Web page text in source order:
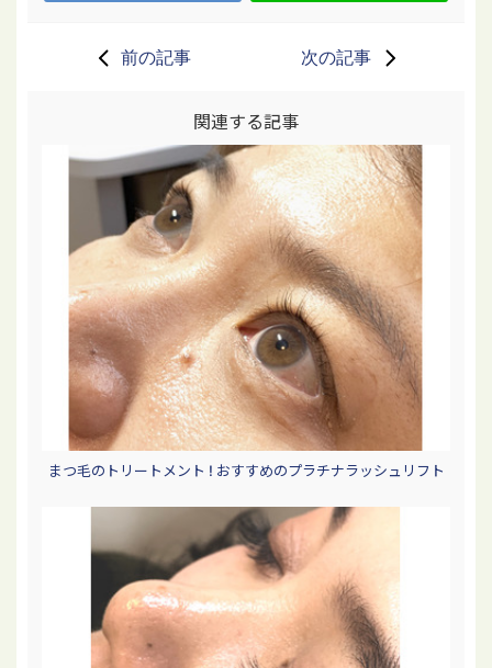
前の記事 次の記事
関連する記事
まつ毛のトリートメント ! おすすめのプラチナラッシュリフト